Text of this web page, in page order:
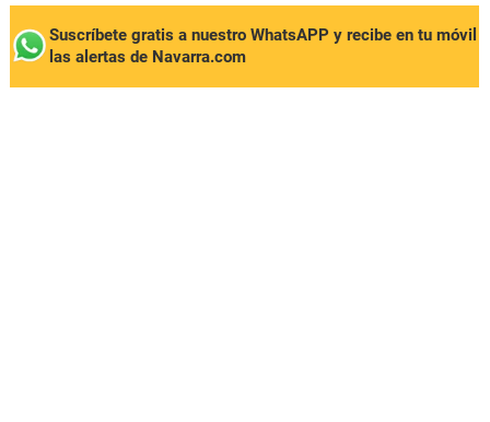
Suscríbete gratis a nuestro WhatsAPP y recibe en tu móvil
las alertas de Navarra.com